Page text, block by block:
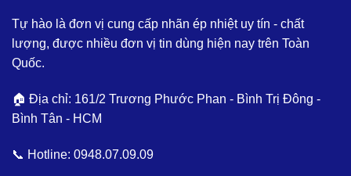
Tự hào là đơn vị cung cấp nhãn ép nhiệt uy tín - chất
lượng, được nhiều đơn vị tin dùng hiện nay trên Toàn
Quốc.
🏠 Địa chỉ: 161/2 Trương Phước Phan - Bình Trị Đông -
Bình Tân - HCM
📞 Hotline: 0948.07.09.09